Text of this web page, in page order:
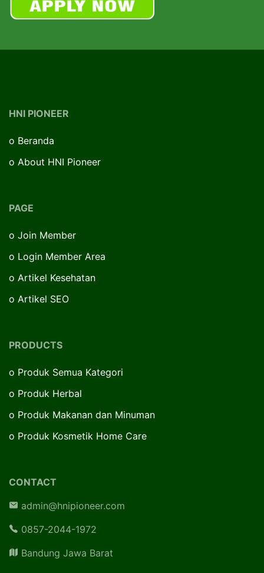
HNI PIONEER
o Beranda
o About HNI Pioneer
PAGE
o Join Member
o Login Member Area
o Artikel Kesehatan
o Artikel SEO
PRODUCTS
o Produk Semua Kategori
o Produk Herbal
o Produk Makanan dan Minuman
o Produk Kosmetik Home Care
CONTACT
admin@hnipioneer.com
0857-2044-1972
Bandung Jawa Barat